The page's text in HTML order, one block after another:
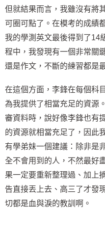
但就結果而言，我雖沒有將
可圈可點了。在模考的成績
我的學測英文最後得到了14
程中，我發現有一個非常關
還是作文，不斷的練習都是
在這個方面，李鋒在每個科
為我提供了相當充足的資源
審資料時，說好像李鋒也有
的資源就相當充足了，因此
有學弟妹一個建議：除非是
全不會用到的人，不然最好
果一定要重新整理過、加上
告直接丟上去、高三了才發
切都是血與淚的教訓啊。